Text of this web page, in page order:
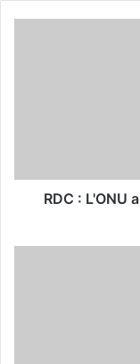
RDC : L'ONU